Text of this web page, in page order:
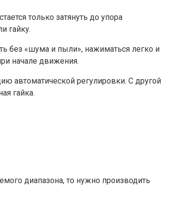
только затянуть до упора
гайку.
без «шума и пыли», нажиматься легко и
начале движения.
автоматической регулировки. С другой
гайка.
диапазона, то нужно производить